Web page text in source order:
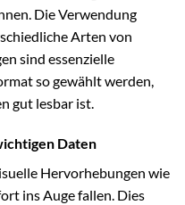
Die Verwendung
Arten von
sind essenzielle
so gewählt werden,
gut lesbar ist.
Daten
Hervorhebungen wie
ins Auge fallen. Dies